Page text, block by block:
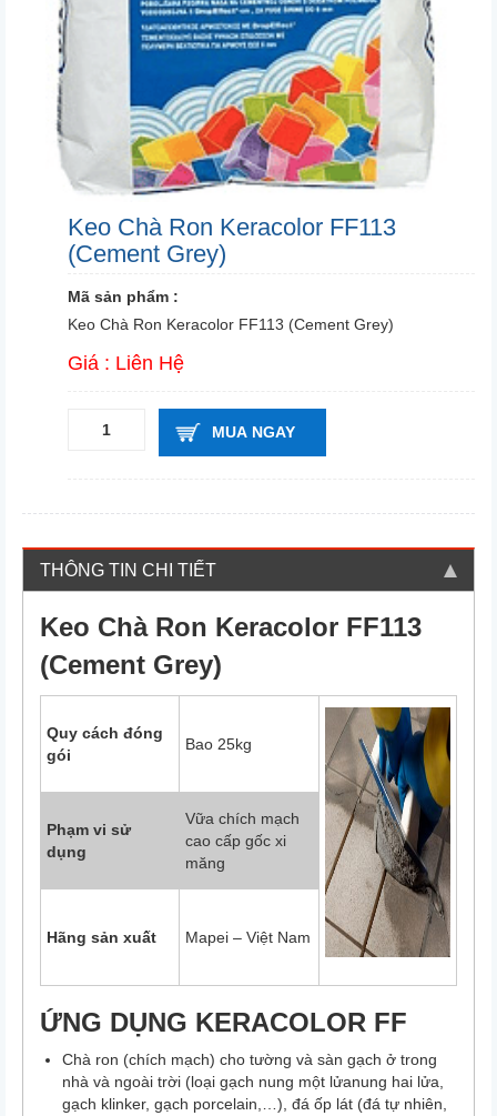
Keo Chà Ron Keracolor FF113
(Cement Grey)
Mã sản phẩm :
Keo Chà Ron Keracolor FF113 (Cement Grey)
Giá : Liên Hệ
MUA NGAY
THÔNG TIN CHI TIẾT
Keo Chà Ron Keracolor FF113
(Cement Grey)
Quy cách đóng
gói
Bao 25kg
Phạm vi sử
dụng
Vữa chích mạch
cao cấp gốc xi
măng
Hãng sản xuất Mapei – Việt Nam
ỨNG DỤNG KERACOLOR FF
Chà ron (chích mạch) cho tường và sàn gạch ở trong
nhà và ngoài trời (loại gạch nung một lửanung hai lửa,
gạch klinker, gạch porcelain,…), đá ốp lát (đá tự nhiên,